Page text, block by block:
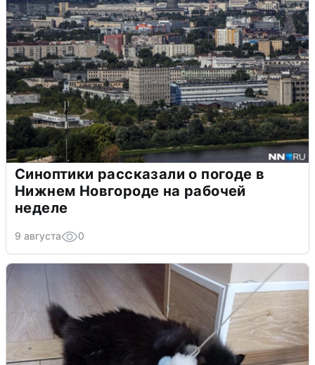
Синоптики рассказали о погоде в
Нижнем Новгороде на рабочей
неделе
9 августа 0